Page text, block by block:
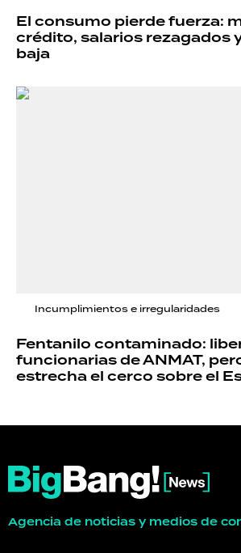
El consumo pierde fuerza:
crédito, salarios rezagados
baja
Incumplimientos e irregularidades
Fentanilo contaminado:
funcionarias de ANMAT,
estrecha el cerco sobre el
Agencia de noticias y medios de